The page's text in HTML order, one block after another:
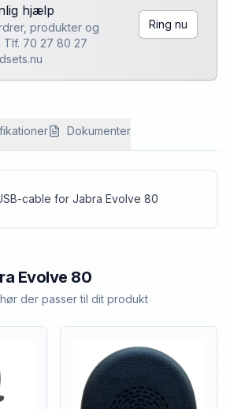
hjælp
produkter og
Tlf. 70 27 80 27
Ring nu
Dokumenter
cable for Jabra Evolve 80
Evolve 80
der passer til dit produkt